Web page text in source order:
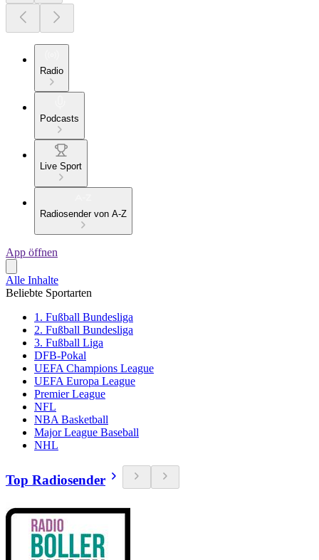
Radio
Podcasts
Live Sport
Radiosender von A-Z
App öffnen
Alle Inhalte
Beliebte Sportarten
1. Fußball Bundesliga
2. Fußball Bundesliga
3. Fußball Liga
DFB-Pokal
UEFA Champions League
UEFA Europa League
Premier League
NFL
NBA Basketball
Major League Baseball
NHL
Top Radiosender